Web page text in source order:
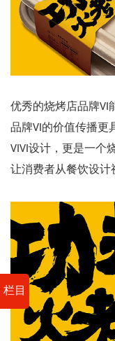
栏目
优秀的烧烤店品牌VI
品牌VI的价值传播更
VIVI设计，更是一个
让消费者从餐饮设计